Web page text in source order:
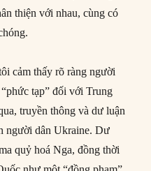
thiện với nhau, cùng có
cảm thấy rõ ràng người
tạp” đối với Trung
truyền thông và dư luận
người dân Ukraine. Dư
quỷ hoá Nga, đồng thời